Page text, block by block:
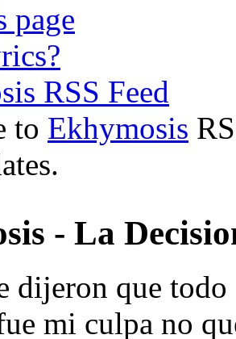
page
to Ekhymosis
- La
dijeron que todo
mi culpa no